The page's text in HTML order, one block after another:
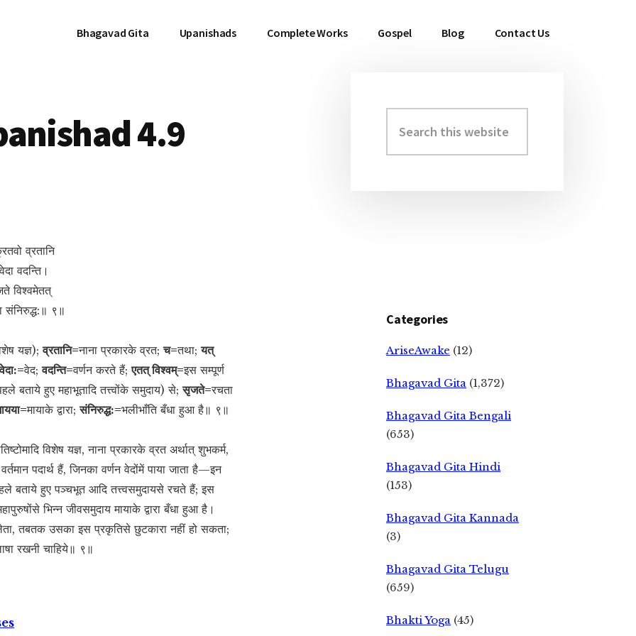
Bhagavad Gita Upanishads Complete Works Gospel Blog Contact Us
4.9
व्रतानि
वदन्ति।
विश्वमेतत्
संनिरुद्ध:॥ ९॥
यज्ञ);व्रतानि=नाना प्रकारके व्रत;च=तथा;यत्
वेदा:=वेद;वदन्ति=वर्णन करते हैं;एतत् विश्वम्=इस सम्पूर्ण
बताये हुए महाभूतादि तत्त्वोंके समुदाय) से;सृजते=रचता
मायाके द्वारा;संनिरुद्ध:=भलीभाँति बँधा हुआ है॥ ९॥
विशेष यज्ञ, नाना प्रकारके व्रत अर्थात् शुभकर्म,
पदार्थ हैं, जिनका वर्णन वेदोंमें पाया जाता है—इन
बताये हुए पञ्चभूत आदि तत्त्वसमुदायसे रचते हैं; इस
भिन्न जीवसमुदाय मायाके द्वारा बँधा हुआ है।
तबतक उसका इस प्रकृतिसे छुटकारा नहीं हो सकता;
रखनी चाहिये॥ ९॥
Primary
Sidebar
this
website
Categories
AriseAwake (12)
Bhagavad Gita (1,372)
Bhagavad Gita Bengali
(653)
Bhagavad Gita Hindi
(153)
Bhagavad Gita Kannada
(3)
Bhagavad Gita Telugu
(659)
Bhakti Yoga (45)